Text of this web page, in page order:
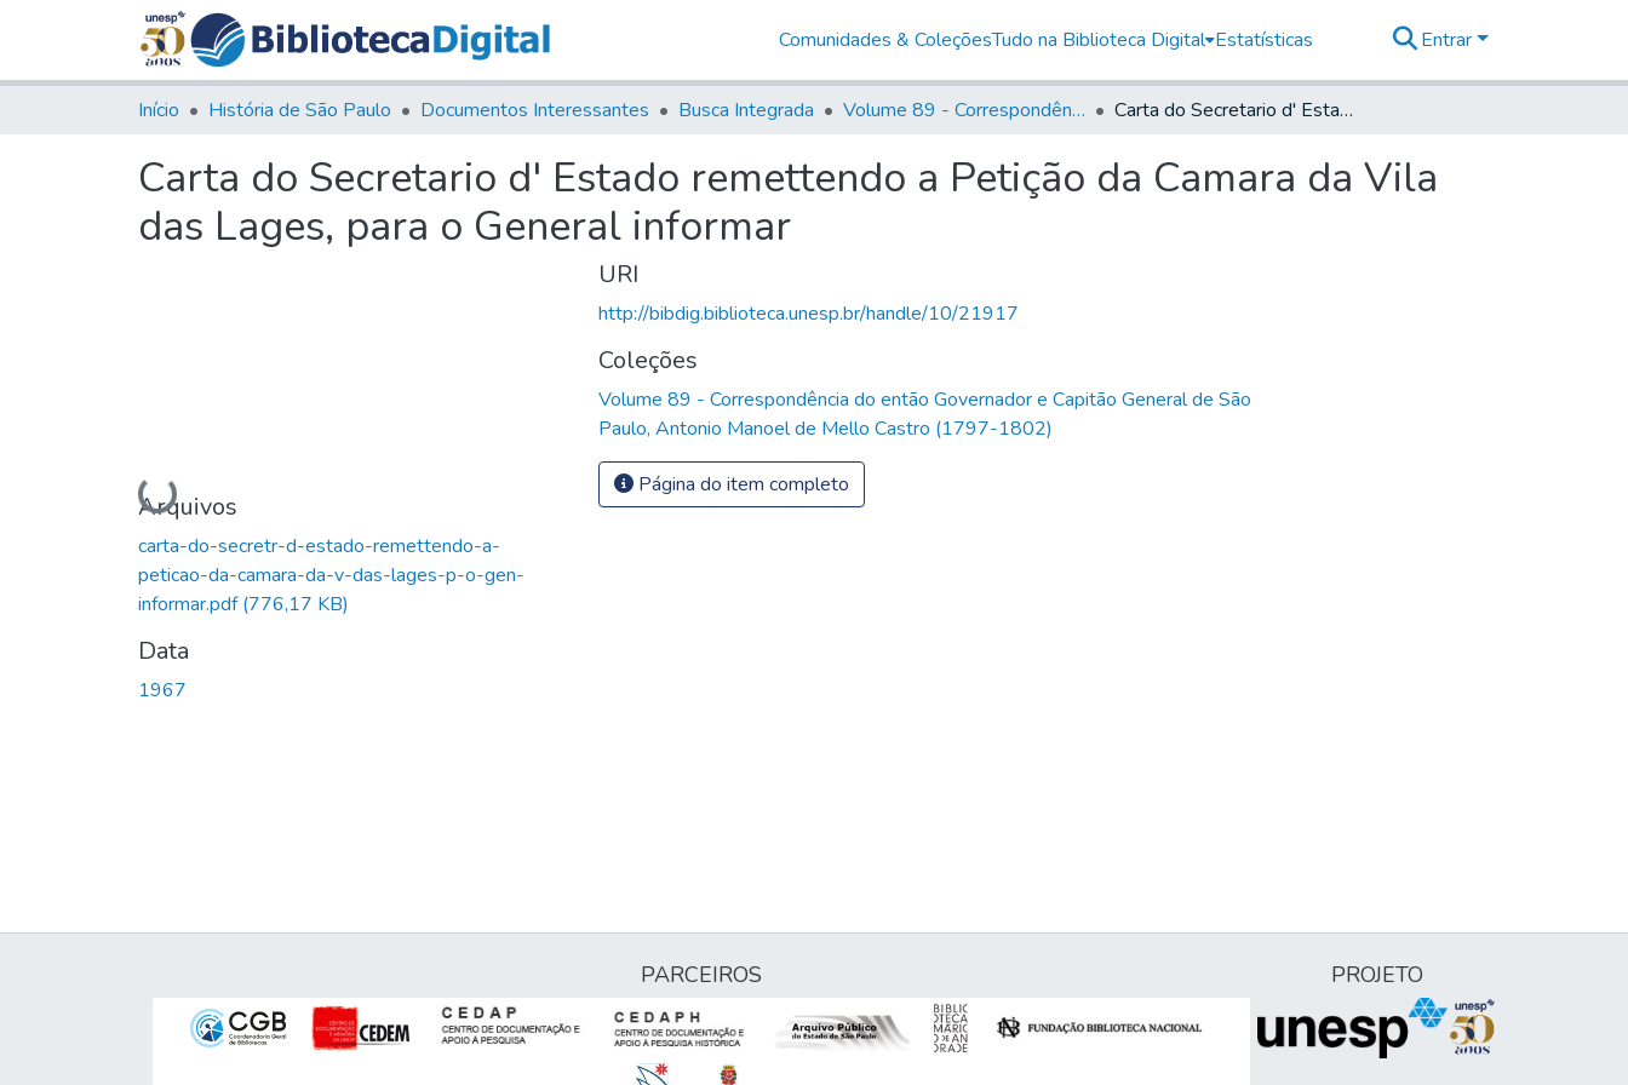
Comunidades & ColeçõesTudo na Biblioteca Digital Estatísticas Entrar
Início História de São Paulo Documentos Interessantes Busca Integrada Volume 89 - Correspondência do então Governador e Capitão General de São Paulo, Antonio Manoel de Mello Castro (1797-1802) Carta do Secretario d' Estado remettendo a Petição da Camara da Vila das Lages, para o General informar
Carta do Secretario d' Estado remettendo a Petição da Camara da Vila
das Lages, para o General informar
Carregando...
Arquivos
carta-do-secretr-d-estado-remettendo-a-
peticao-da-camara-da-v-das-lages-p-o-gen-
informar.pdf(776,17 KB)
Data
1967
URI
http://bibdig.biblioteca.unesp.br/handle/10/21917
Coleções
Volume 89 - Correspondência do então Governador e Capitão General de São
Paulo, Antonio Manoel de Mello Castro (1797-1802)
Página do item completo
PARCEIROS PROJETO